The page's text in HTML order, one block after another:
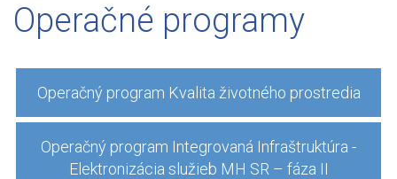
Operačné programy
Operačný program Kvalita životného prostredia
Operačný program Integrovaná Infraštruktúra -
Elektronizácia služieb MH SR – fáza II